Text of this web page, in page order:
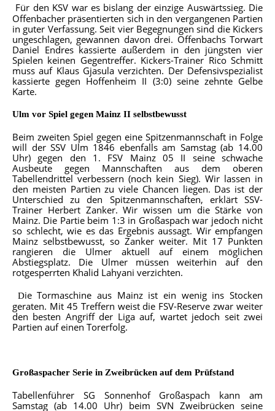
Für den KSV war es bislang der einzige Auswärtssieg. Die
Offenbacher präsentierten sich in den vergangenen Partien
in guter Verfassung. Seit vier Begegnungen sind die Kickers
ungeschlagen, gewannen davon drei. Offenbachs Torwart
Daniel Endres kassierte außerdem in den jüngsten vier
Spielen keinen Gegentreffer. Kickers-Trainer Rico Schmitt
muss auf Klaus Gjasula verzichten. Der Defensivspezialist
kassierte gegen Hoffenheim II (3:0) seine zehnte Gelbe
Karte.
Ulm vor Spiel gegen Mainz II selbstbewusst
Beim zweiten Spiel gegen eine Spitzenmannschaft in Folge
will der SSV Ulm 1846 ebenfalls am Samstag (ab 14.00
Uhr) gegen den 1. FSV Mainz 05 II seine schwache
Ausbeute gegen Mannschaften aus dem oberen
Tabellendrittel verbessern (noch kein Sieg). Wir lassen in
den meisten Partien zu viele Chancen liegen. Das ist der
Unterschied zu den Spitzenmannschaften, erklärt SSV-
Trainer Herbert Zanker. Wir wissen um die Stärke von
Mainz. Die Partie beim 1:3 in Großaspach war jedoch nicht
so schlecht, wie es das Ergebnis aussagt. Wir empfangen
Mainz selbstbewusst, so Zanker weiter. Mit 17 Punkten
rangieren die Ulmer aktuell auf einem möglichen
Abstiegsplatz. Die Ulmer müssen weiterhin auf den
rotgesperrten Khalid Lahyani verzichten.
Die Tormaschine aus Mainz ist ein wenig ins Stocken
geraten. Mit 45 Treffern weist die FSV-Reserve zwar weiter
den besten Angriff der Liga auf, wartet jedoch seit zwei
Partien auf einen Torerfolg.
Großaspacher Serie in Zweibrücken auf dem Prüfstand
Tabellenführer SG Sonnenhof Großaspach kann am
Samstag (ab 14.00 Uhr) beim SVN Zweibrücken seine